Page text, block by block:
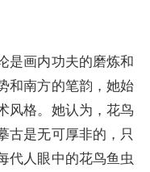
是画内功夫的磨炼和
和南方的笔韵，她始
风格。她认为，花鸟
古是无可厚非的，只
代人眼中的花鸟鱼虫